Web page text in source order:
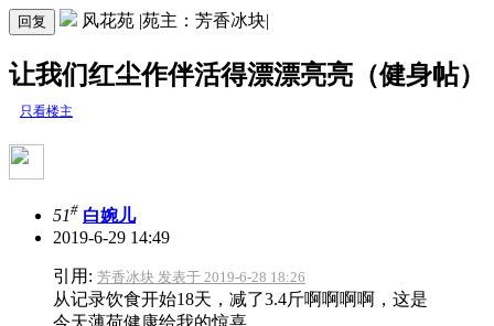
回复 风花苑 |苑主：芳香冰块|
让我们红尘作伴活得漂漂亮亮（健身帖）
只看楼主
51# 白婉儿
2019-6-29 14:49
引用: 芳香冰块 发表于 2019-6-28 18:26
从记录饮食开始18天，减了3.4斤啊啊啊啊，这是